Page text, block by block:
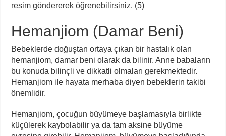
resim göndererek öğrenebilirsiniz. (5)
Hemanjiom (Damar Beni)
Bebeklerde doğuştan ortaya çıkan bir hastalık olan
hemanjiom, damar beni olarak da bilinir. Anne babaların
bu konuda bilinçli ve dikkatli olmaları gerekmektedir.
Hemanjiom ile hayata merhaba diyen bebeklerin takibi
önemlidir.
Hemanjiom, çocuğun büyümeye başlamasıyla birlikte
küçülerek kaybolabilir ya da tam aksine büyüme